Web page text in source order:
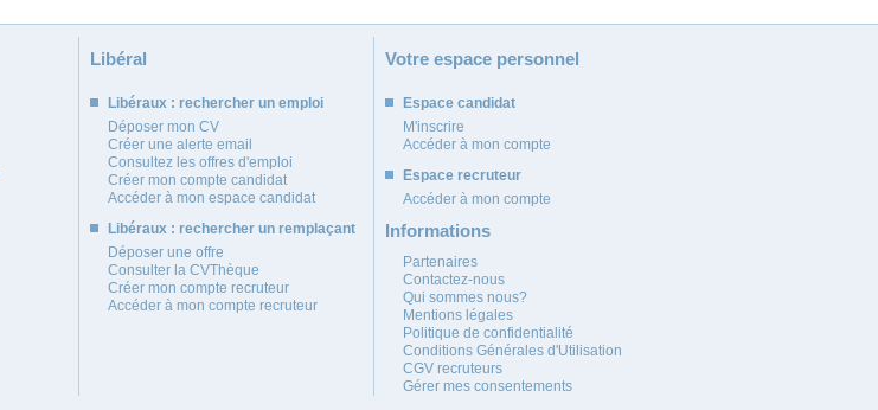
Libéral
Libéraux : rechercher un emploi
Déposer mon CV
Créer une alerte email
Consultez les offres d'emploi
Créer mon compte candidat
Accéder à mon espace candidat
Libéraux : rechercher un remplaçant
Déposer une offre
Consulter la CVThèque
Créer mon compte recruteur
Accéder à mon compte recruteur
Votre espace personnel
Espace candidat
M'inscrire
Accéder à mon compte
Espace recruteur
Accéder à mon compte
Informations
Partenaires
Contactez-nous
Qui sommes nous?
Mentions légales
Politique de confidentialité
Conditions Générales d'Utilisation
CGV recruteurs
Gérer mes consentements